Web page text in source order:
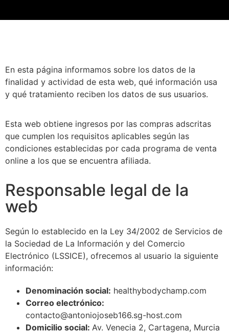
En esta página informamos sobre los datos de la
finalidad y actividad de esta web, qué información usa
y qué tratamiento reciben los datos de sus usuarios.
Esta web obtiene ingresos por las compras adscritas
que cumplen los requisitos aplicables según las
condiciones establecidas por cada programa de venta
online a los que se encuentra afiliada.
Responsable legal de la
web
Según lo establecido en la Ley 34/2002 de Servicios de
la Sociedad de La Información y del Comercio
Electrónico (LSSICE), ofrecemos al usuario la siguiente
información:
Denominación social: healthybodychamp.com
Correo electrónico:
contacto@antoniojoseb166.sg-host.com
Domicilio social: Av. Venecia 2, Cartagena, Murcia